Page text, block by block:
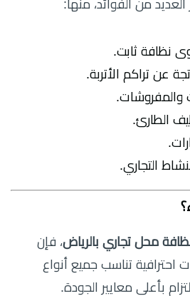
من الفوائد، منها:
نظافة ثابت.
عن تراكم الأتربة.
والمفروشات.
الطارئ.
التجاري.
محل تجاري بالرياض، فإن
احترافية تناسب جميع أنواع
بأعلى معايير الجودة.